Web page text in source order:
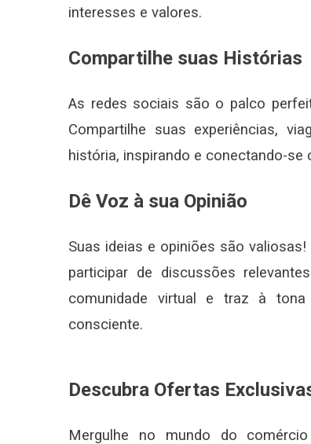
interesses e valores.
Compartilhe suas Histórias
As redes sociais são o palco
Compartilhe suas experiências,
história, inspirando e conectando-
Dê Voz à sua Opinião
Suas ideias e opiniões são
participar de discussões
comunidade virtual e traz à
consciente.
Descubra Ofertas
Mergulhe no mundo do